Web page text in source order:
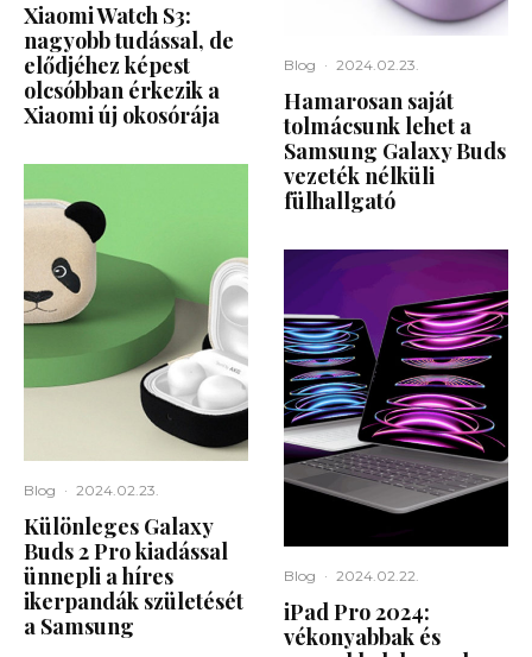
Xiaomi Watch S3:
nagyobb tudással, de
elődjéhez képest
olcsóbban érkezik a
Xiaomi új okosórája
Blog · 2024.02.23.
Különleges Galaxy
Buds 2 Pro kiadással
ünnepli a híres
ikerpandák születését
a Samsung
Blog · 2024.02.23.
Hamarosan saját
tolmácsunk lehet a
Samsung Galaxy Buds
vezeték nélküli
fülhallgató
Blog · 2024.02.22.
iPad Pro 2024:
vékonyabbak és